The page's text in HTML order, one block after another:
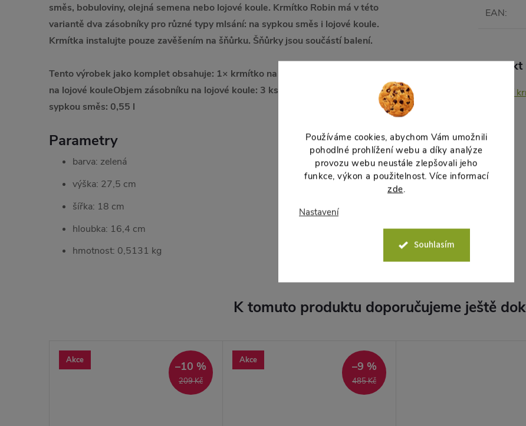
Používáme cookies, abychom Vám umožnili
pohodlné prohlížení webu a díky analýze
provozu webu neustále zlepšovali jeho
funkce, výkon a použitelnost. Více informací
zde.
Nastavení
Souhlasím
směs, bobuloviny, olejná semena nebo lojové koule. Krmítko Robin má v této
variantě dva zásobníky pro různé typy mlsání: na sypkou směs i lojové koule.
Krmítka instalujte pouze zavěšením na šňůrku. Šňůrky jsou součástí balení.
Tento výrobek jako komplet obsahuje: 1× krmítko na sypkou směs a 1× krmítko
na lojové kouleObjem zásobníku na lojové koule: 3 ksObjem zásobníku na
sypkou směs: 0,55 l
Parametry
barva: zelená
výška: 27,5 cm
šířka: 18 cm
hloubka: 16,4 cm
hmotnost: 0,5131 kg
EAN:
Produkt
Ptačí
K tomuto produktu doporučujeme ještě
Akce
209 Kč
–10 % Akce
485 Kč
–9 %